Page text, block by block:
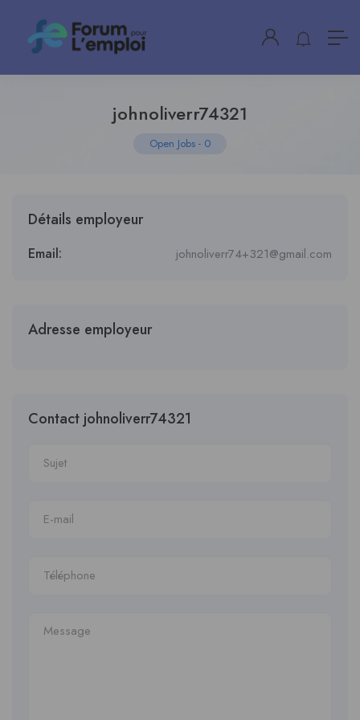
johnoliverr74321
Open Jobs - 0
Détails employeur
Email: johnoliverr74+321@gmail.com
Adresse employeur
Contact johnoliverr74321